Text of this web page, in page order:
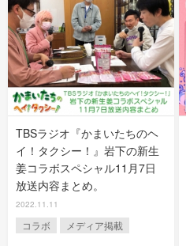
TBSラジオ『かまいたちのヘ
イ！タクシー！』岩下の新生
姜コラボスペシャル11月7日
放送内容まとめ。
2022.11.11
コラボ メディア掲載